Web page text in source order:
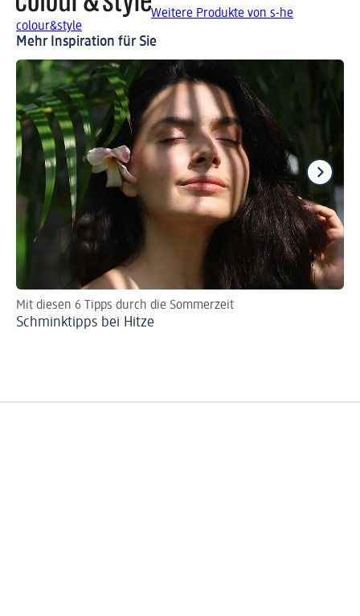
Weitere Produkte von s-he
colour&style
Mehr Inspiration für Sie
Mit diesen 6 Tipps durch die Sommerzeit
Schminktipps bei Hitze